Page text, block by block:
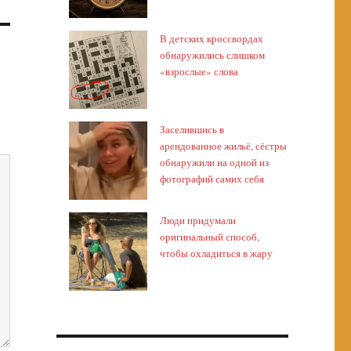
В детских кроссвордах
обнаружились слишком
«взрослые» слова
Заселившись в
арендованное жильё, сёстры
обнаружили на одной из
фотографий самих себя
Люди придумали
оригинальный способ,
чтобы охладиться в жару